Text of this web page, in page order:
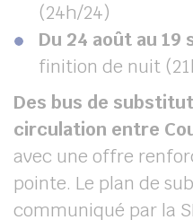
(24h/24)
Du 24 août au 19
finition de nuit
Des bus de
circulation entre
avec une offre
pointe. Le plan de
communiqué par la